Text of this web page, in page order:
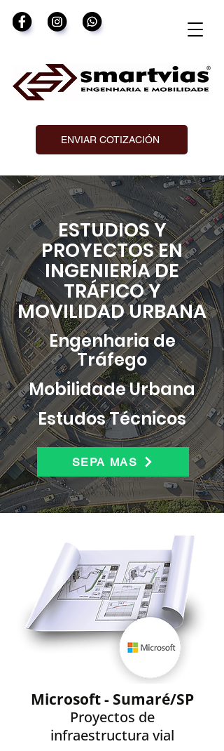
ENVIAR COTIZACIÓN
ESTUDIOS Y
PROYECTOS EN
INGENIERÍA DE
TRÁFICO Y
MOVILIDAD URBANA
Engenharia de
Tráfego
Mobilidade Urbana
Estudos Técnicos
SEPA MAS
Microsoft - Sumaré/SP
Proyectos de
infraestructura vial